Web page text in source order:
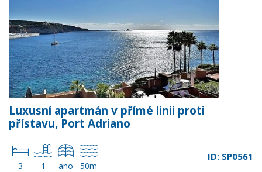
Luxusní apartmán v přímé linii proti
přístavu, Port Adriano
3 1 ano 50m
ID: SP0561